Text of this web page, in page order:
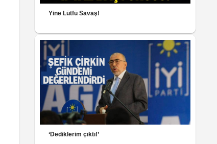
Yine Lütfü Savaş!
‘Dediklerim çıktı!’